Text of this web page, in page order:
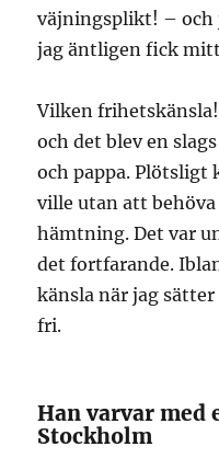
väjningsplikt! – och
jag äntligen fick
Vilken
och det blev en
och pappa. Plötsligt
ville utan att
hämtning. Det var
det fortfarande.
känsla när jag
fri.
Han varvar med
Stockholm